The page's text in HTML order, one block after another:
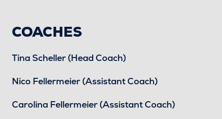
COACHES
Tina Scheller (Head Coach)
Nico Fellermeier (Assistant Coach)
Carolina Fellermeier (Assistant Coach)